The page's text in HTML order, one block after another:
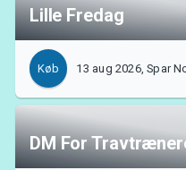
Lille Fredag
Køb 13 aug 2026, Spar
DM For